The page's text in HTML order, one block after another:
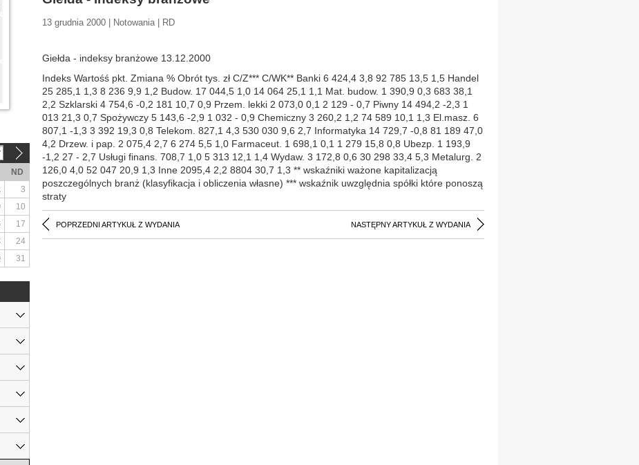
13 grudnia 2000 | Notowania | RD
Giełda - indeksy branżowe 13.12.2000
Indeks Wartośś pkt. Zmiana % Obrót tys. zł C/Z*** C/WK** Banki 6 424,4 3,8 92 785 13,5 1,5 Handel
25 285,1 1,3 8 236 9,9 1,2 Budow. 17 044,5 1,0 14 064 25,1 1,1 Mat. budow. 1 390,9 0,3 683 38,1
2,2 Szklarski 4 754,6 -0,2 181 10,7 0,9 Przem. lekki 2 073,0 0,1 2 129 - 0,7 Piwny 14 494,2 -2,3 1
013 21,3 0,7 Spożywczy 5 143,6 -2,9 1 032 - 0,9 Chemiczny 3 260,2 1,2 74 589 10,1 1,3 El.masz. 6
807,1 -1,3 3 392 19,3 0,8 Telekom. 827,1 4,3 530 030 9,6 2,7 Informatyka 14 729,7 -0,8 81 189 47,0
4,2 Drzew. i pap. 2 075,4 2,7 6 274 5,5 1,0 Farmaceut. 1 698,1 0,1 1 279 15,8 0,8 Ubezp. 1 193,9
-1,2 27 - 2,7 Usługi finans. 708,7 1,0 5 313 12,1 1,4 Wydaw. 3 172,8 0,6 30 298 33,4 5,3 Metalurg. 2
126,0 4,0 52 047 20,9 1,3 Inne 2095,4 2,2 8804 30,7 1,3 ** wskaźniki ważone kapitalizacją
poszczególnych branż (klasyfikacja i obliczenia własne) *** wskaźnik uwzględnia spółki które ponoszą
straty
POPRZEDNI ARTYKUŁ Z WYDANIA NASTĘPNY ARTYKUŁ Z WYDANIA
ND
3
10
17
24
31